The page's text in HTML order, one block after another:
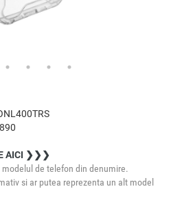
AICI ❯❯❯
de telefon din denumire.
si ar putea reprezenta un alt model